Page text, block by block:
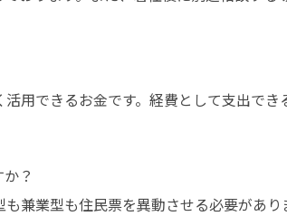
用できるお金です。経費として支出で
？
兼業型も住民票を異動させる必要があ